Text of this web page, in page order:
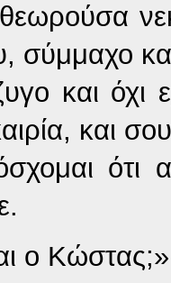
σύμμαχο
και
και σου
ο Κώστας;»